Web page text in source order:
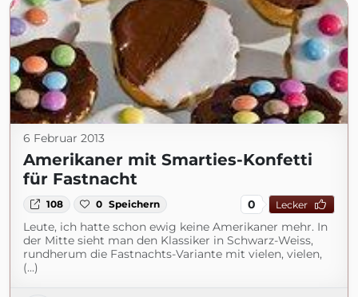
6 Februar 2013
Amerikaner mit Smarties-Konfetti
für Fastnacht
108 0 Speichern 0 Lecker
Leute, ich hatte schon ewig keine Amerikaner mehr. In
der Mitte sieht man den Klassiker in Schwarz-Weiss,
rundherum die Fastnachts-Variante mit vielen, vielen,
(...)